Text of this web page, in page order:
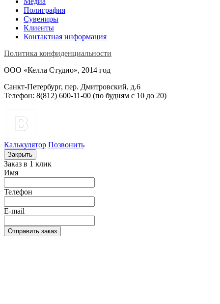
Полиграфия
Сувениры
Клиенты
Контактная информация
Политика конфиденциальности
ООО «Келла Студио», 2014 год
Санкт-Петербург, пер. Дмитровский, д.6
Телефон: 8(812) 600-11-00 (по будням c 10 до 20)
Калькулятор Позвонить
Закрыть
Заказ в 1 клик
Имя
Телефон
E-mail
Отправить заказ